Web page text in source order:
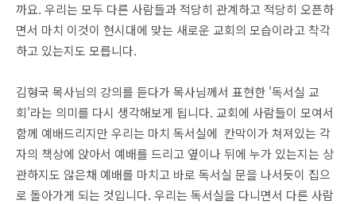
까요. 우리는 모두 다른 사람들과 적당히 관계하고 적당히 오픈하
면서 마치 이것이 현시대에 맞는 새로운 교회의 모습이라고 착각
하고 있는지도 모릅니다.
김형국 목사님의 강의를 듣다가 목사님께서 표현한 '독서실 교
회'라는 의미를 다시 생각해보게 됩니다. 교회에 사람들이 모여서
함께 예배드리지만 우리는 마치 독서실에 칸막이가 쳐져있는 각
자의 책상에 앉아서 예배를 드리고 옆이나 뒤에 누가 있는지는 상
관하지도 않은채 예배를 마치고 바로 독서실 문을 나서듯이 집으
로 돌아가게 되는 것입니다. 우리는 독서실을 다니면서 다른 사람